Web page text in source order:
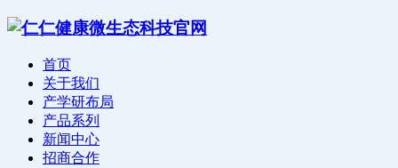
首页
关于我们
产学研布局
产品系列
新闻中心
招商合作